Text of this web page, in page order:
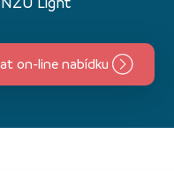
on-line nabídku